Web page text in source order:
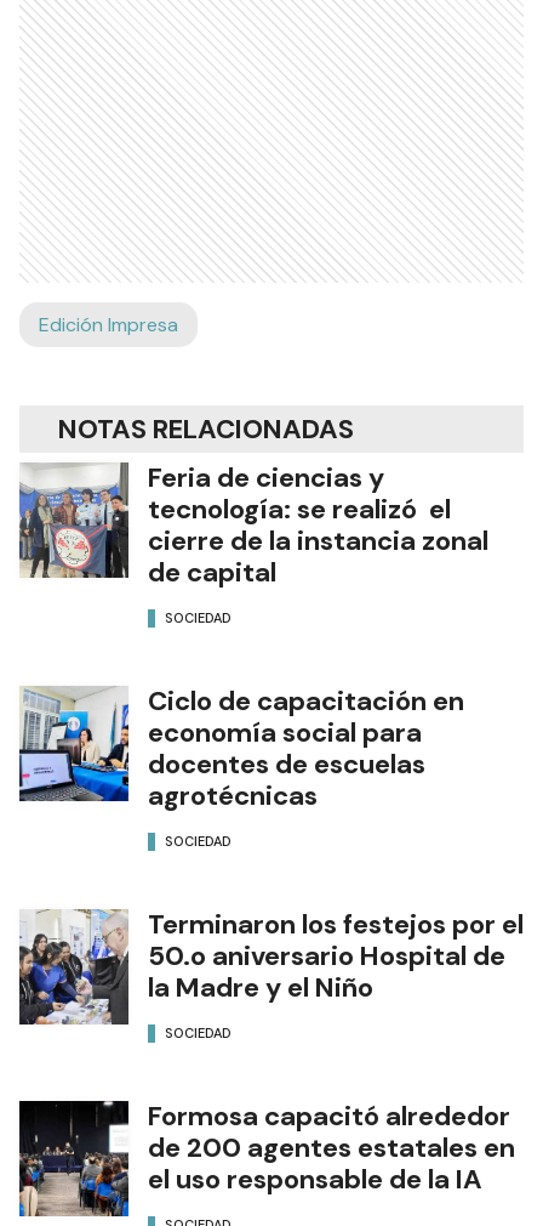
Edición Impresa
NOTAS RELACIONADAS
Feria de ciencias y
tecnología: se realizó el
cierre de la instancia zonal
de capital
SOCIEDAD
Ciclo de capacitación en
economía social para
docentes de escuelas
agrotécnicas
SOCIEDAD
Terminaron los festejos por el
50.o aniversario Hospital de
la Madre y el Niño
SOCIEDAD
Formosa capacitó alrededor
de 200 agentes estatales en
el uso responsable de la IA